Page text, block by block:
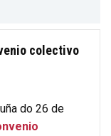
colectivo
do 26 de